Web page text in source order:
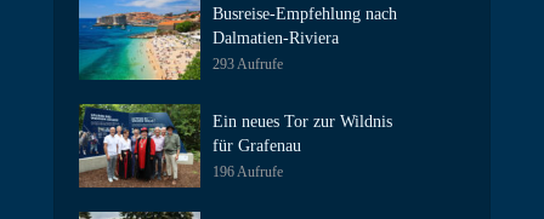
Busreise-Empfehlung nach
Dalmatien-Riviera
293 Aufrufe
Ein neues Tor zur Wildnis
für Grafenau
196 Aufrufe